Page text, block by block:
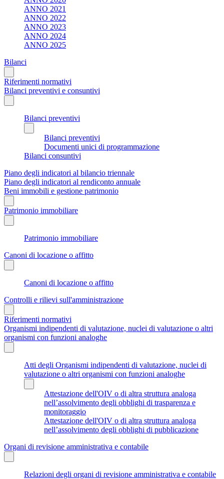
ANNO 2021
ANNO 2022
ANNO 2023
ANNO 2024
ANNO 2025
Bilanci
Riferimenti normativi
Bilanci preventivi e consuntivi
Bilanci preventivi
Bilanci preventivi
Documenti unici di programmazione
Bilanci consuntivi
Piano degli indicatori al bilancio triennale
Piano degli indicatori al rendiconto annuale
Beni immobili e gestione patrimonio
Patrimonio immobiliare
Patrimonio immobiliare
Canoni di locazione o affitto
Canoni di locazione o affitto
Controlli e rilievi sull'amministrazione
Riferimenti normativi
Organismi indipendenti di valutazione, nuclei di valutazione o altri
organismi con funzioni analoghe
Atti degli Organismi indipendenti di valutazione, nuclei di
valutazione o altri organismi con funzioni analoghe
Attestazione dell'OIV o di altra struttura analoga
nell’assolvimento degli obblighi di trasparenza e
monitoraggio
Attestazione dell'OIV o di altra struttura analoga
nell’assolvimento degli obblighi di pubblicazione
Organi di revisione amministrativa e contabile
Relazioni degli organi di revisione amministrativa e contabile